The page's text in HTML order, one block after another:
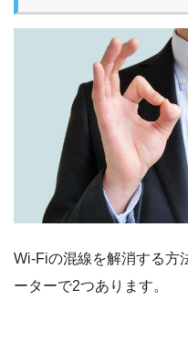
Wi-Fiの混線を解消する方
ーターで2つあります。